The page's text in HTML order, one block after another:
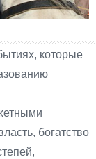
которые
богатство